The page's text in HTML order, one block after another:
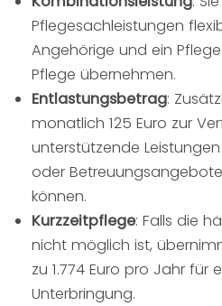
Pflegesachleistungen
Angehörige und ein
Pflege übernehmen.
Entlastungsbetrag:
monatlich 125 Euro zur
unterstützende
oder
können.
Kurzzeitpflege: Falls die
nicht möglich ist,
zu 1.774 Euro pro Jahr für
Unterbringung.